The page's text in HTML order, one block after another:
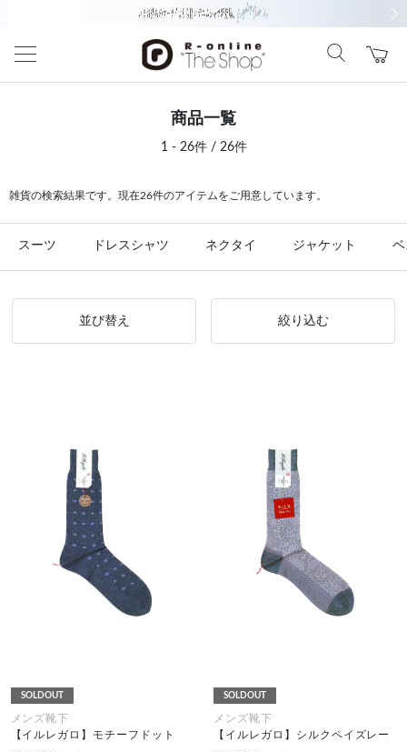
商品一覧
1 - 26件 / 26件
雑貨の検索結果です。現在26件のアイテムをご用意しています。
スーツ ドレスシャツ ネクタイ ジャケット
並び替え 絞り込む
SOLDOUT
メンズ靴下
【イルレガロ】モチーフドット
SOLDOUT
メンズ靴下
【イルレガロ】シルクペイズレー